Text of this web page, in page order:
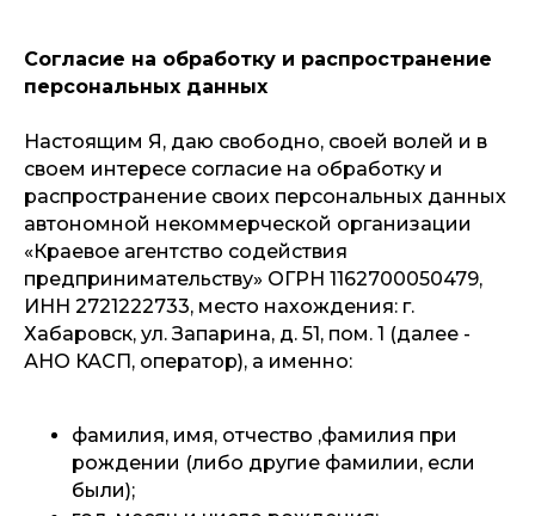
Согласие на обработку и распространение
персональных данных
Настоящим Я, даю свободно, своей волей и в
своем интересе согласие на обработку и
распространение своих персональных данных
автономной некоммерческой организации
«Краевое агентство содействия
предпринимательству» ОГРН 1162700050479,
ИНН 2721222733, место нахождения: г.
Хабаровск, ул. Запарина, д. 51, пом. 1 (далее -
АНО КАСП, оператор), а именно:
фамилия, имя, отчество ,фамилия при
рождении (либо другие фамилии, если
были);